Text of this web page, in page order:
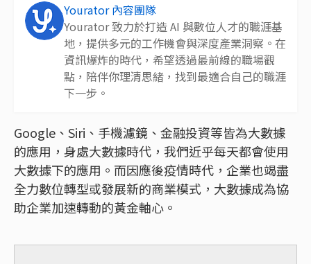
Yourator 內容團隊
Yourator 致力於打造 AI 與數位人才的職涯基
地，提供多元的工作機會與深度產業洞察。在
資訊爆炸的時代，希望透過最前線的職場觀
點，陪伴你理清思緒，找到最適合自己的職涯
下一步。
Google、Siri、手機濾鏡、金融投資等皆為大數據
的應用，身處大數據時代，我們近乎每天都會使用
大數據下的應用。而因應後疫情時代，企業也竭盡
全力數位轉型或發展新的商業模式，大數據成為協
助企業加速轉動的黃金軸心。